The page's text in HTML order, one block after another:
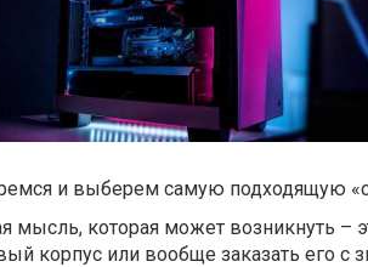
и выберем самую подходящую
мысль, которая может возникнуть –
корпус или вообще заказать его с